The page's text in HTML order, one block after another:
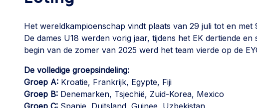
Het wereldkampioenschap vindt plaats van 29 juli tot en met
De dames U18 werden vorig jaar, tijdens het EK dertiende
begin van de zomer van 2025 werd het team vierde op de
De volledige groepsindeling:
Groep A: Kroatie, Frankrijk, Egypte, Fiji
Groep B: Denemarken, Tsjechië, Zuid-Korea, Mexico